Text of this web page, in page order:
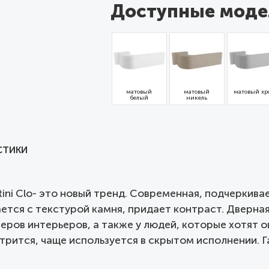
Доступные
матовый
белый
матовый
никель
матовый
Clo- это новый тренд. Современная,
с текстурой камня, придает контраст.
интерьеров, а также у людей, которые хотят
чаще используется в скрытом исполнении.